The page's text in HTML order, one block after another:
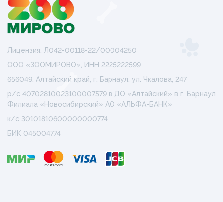
Лицензия: Л042-00118-22/00004250
ООО «ЗООМИРОВО», ИНН 2225222599
656049, Алтайский край, г. Барнаул, ул. Чкалова, 247
р/с 40702810023100007579 в ДО «Алтайский» в г. Барнаул
Филиала «Новосибирский» АО «АЛЬФА-БАНК»
к/с 30101810600000000774
БИК 045004774